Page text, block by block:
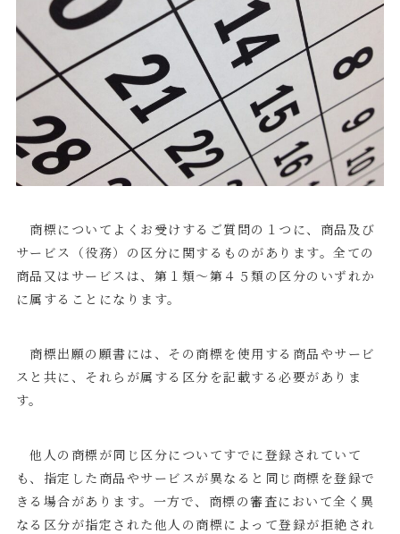
商標についてよくお受けするご質問の１つに、商品及び
サービス（役務）の区分に関するものがあります。全ての
商品又はサービスは、第１類～第４５類の区分のいずれか
に属することになります。
商標出願の願書には、その商標を使用する商品やサービ
スと共に、それらが属する区分を記載する必要がありま
す。
他人の商標が同じ区分についてすでに登録されていて
も、指定した商品やサービスが異なると同じ商標を登録で
きる場合があります。一方で、商標の審査において全く異
なる区分が指定された他人の商標によって登録が拒絶され